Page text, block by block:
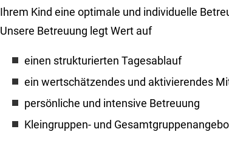
Ihrem Kind eine optimale und individuelle
Unsere Betreuung legt Wert auf
einen strukturierten Tagesablauf
ein wertschätzendes und aktivierendes
persönliche und intensive Betreuung
Kleingruppen- und